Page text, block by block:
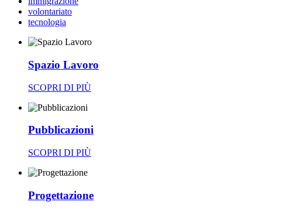
volontariato
tecnologia
Spazio Lavoro
SCOPRI DI PIÙ
Pubblicazioni
SCOPRI DI PIÙ
Progettazione